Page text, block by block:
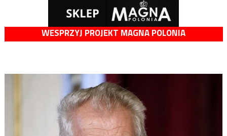
WESPRZYJ PROJEKT MAGNA POLONIA